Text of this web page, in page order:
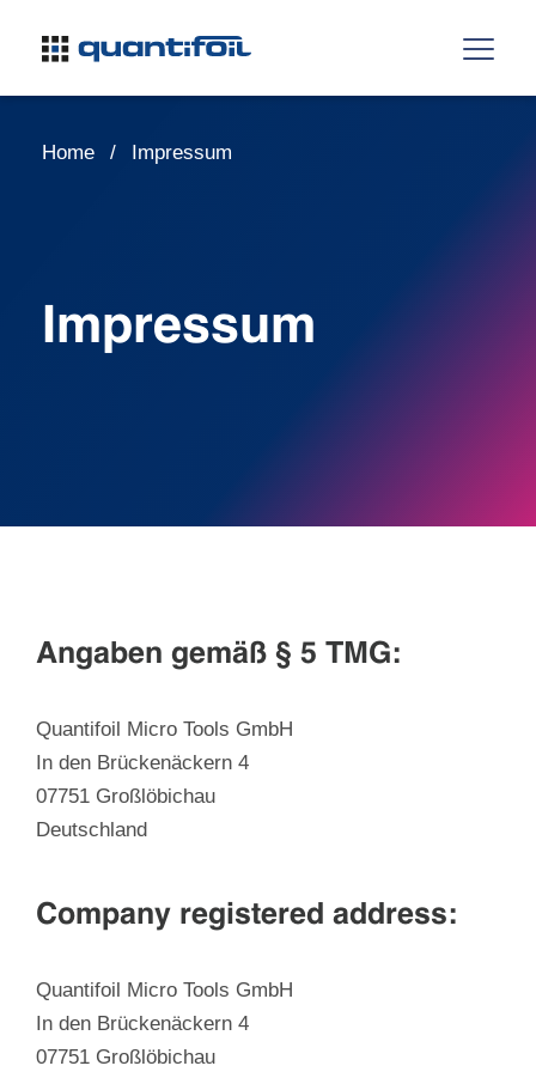
Home Impressum
Impressum
Angaben gemäß § 5 TMG:
Quantifoil Micro Tools GmbH
In den Brückenäckern 4
07751 Großlöbichau
Deutschland
Company registered address:
Quantifoil Micro Tools GmbH
In den Brückenäckern 4
07751 Großlöbichau